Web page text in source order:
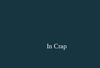
In Crap